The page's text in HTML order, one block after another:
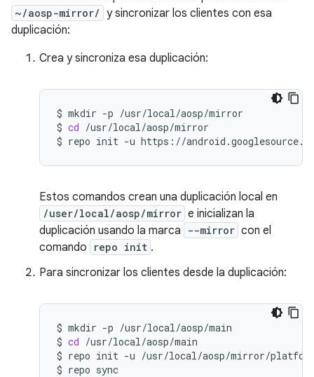
~/aosp-mirror/ y sincronizar los clientes con esa
duplicación:
Crea y sincroniza esa duplicación:
$ mkdir -p /usr/local/aosp/mirror
$ cd /usr/local/aosp/mirror
$ repo init -u https://
Estos comandos crean una duplicación local en
/user/local/aosp/mirror e inicializan la
duplicación usando la marca
--mirror con el
comando
repo init .
Para sincronizar los clientes desde la duplicación:
$ mkdir -p /usr/local/aosp/main
$ cd /usr/local/aosp/main
$ repo init -u /usr/local/aosp/mirror/
$ repo